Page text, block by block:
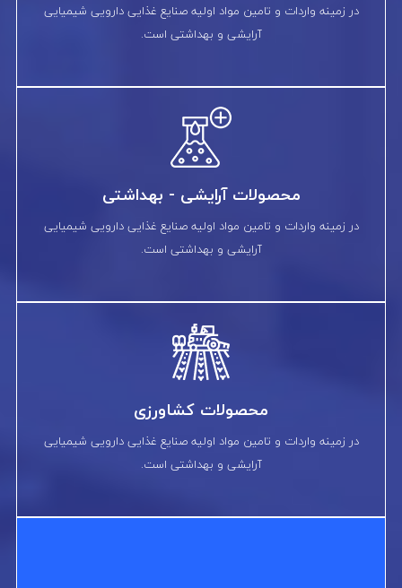
در زمینه واردات و تامین مواد اولیه صنایع غذایی دارویی شیمیایی
آرایشی و بهداشتی است.
محصولات آرایشی - بهداشتی
در زمینه واردات و تامین مواد اولیه صنایع غذایی دارویی شیمیایی
آرایشی و بهداشتی است.
محصولات کشاورزی
در زمینه واردات و تامین مواد اولیه صنایع غذایی دارویی شیمیایی
آرایشی و بهداشتی است.